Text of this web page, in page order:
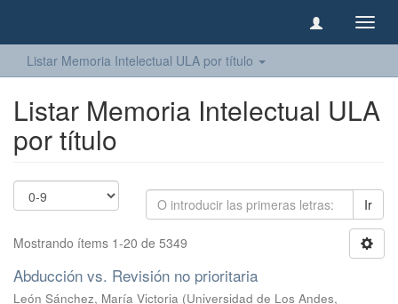
Listar Memoria Intelectual ULA por título
Listar Memoria Intelectual ULA
por título
Ir
Mostrando ítems 1-20 de 5349
Abducción vs. Revisión no prioritaria
León Sánchez, María Victoria (Universidad de Los Andes,